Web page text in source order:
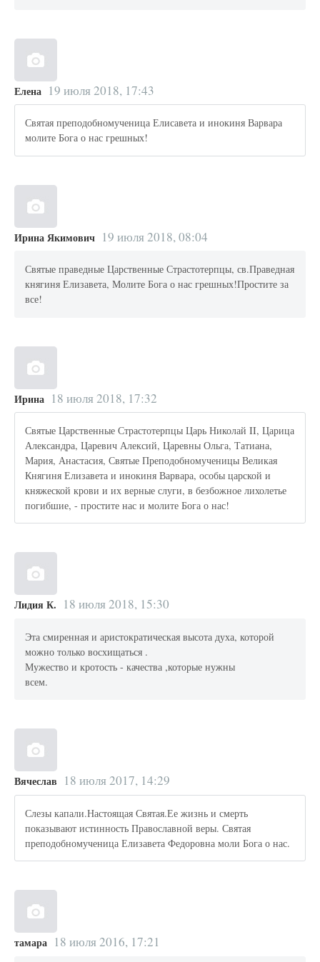
Елена 19 июля 2018, 17:43
Святая преподобномученица Елисавета и инокиня Варвара
молите Бога о нас грешных!
Ирина Якимович 19 июля 2018, 08:04
Святые праведные Царственные Страстотерпцы, св.Праведная
княгиня Елизавета, Молите Бога о нас грешных!Простите за
все!
Ирина 18 июля 2018, 17:32
Святые Царственные Страстотерпцы Царь Николай II, Царица
Александра, Царевич Алексий, Царевны Ольга, Татиана,
Мария, Анастасия, Святые Преподобномученицы Великая
Княгиня Елизавета и инокиня Варвара, особы царской и
княжеской крови и их верные слуги, в безбожное лихолетье
погибшие, - простите нас и молите Бога о нас!
Лидия К. 18 июля 2018, 15:30
Эта смиренная и аристократическая высота духа, которой
можно только восхищаться .
Мужество и кротость - качества ,которые нужны
всем.
Вячеслав 18 июля 2017, 14:29
Слезы капали.Настоящая Святая.Ее жизнь и смерть
показывают истинность Православной веры. Святая
преподобномученица Елизавета Федоровна моли Бога о нас.
тамара 18 июля 2016, 17:21